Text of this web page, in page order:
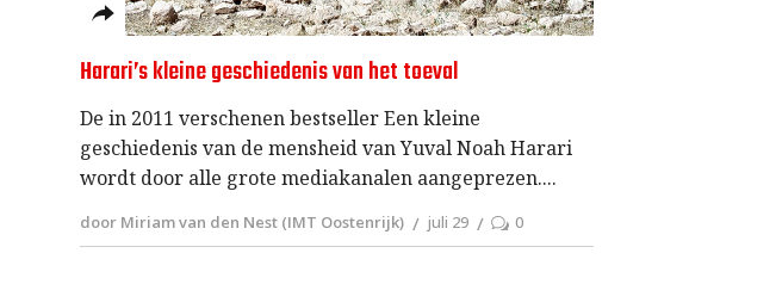
Harari’s kleine geschiedenis van het toeval
De in 2011 verschenen bestseller Een kleine
geschiedenis van de mensheid van Yuval Noah Harari
wordt door alle grote mediakanalen aangeprezen.
door Miriam van den Nest (IMT Oostenrijk) juli 29 0